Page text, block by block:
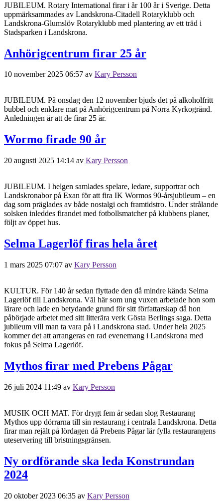
JUBILEUM. Rotary International firar i år 100 år i Sverige. Detta
uppmärksammades av Landskrona-Citadell Rotaryklubb och
Landskrona-Glumslöv Rotaryklubb med plantering av ett träd i
Stadsparken i Landskrona.
Anhörigcentrum firar 25 år
10 november 2025 06:57 av Kary Persson
JUBILEUM. På onsdag den 12 november bjuds det på alkoholfritt
bubbel och enklare mat på Anhörigcentrum på Norra Kyrkogränd.
Anledningen är att de firar 25 år.
Wormo firade 90 år
20 augusti 2025 14:14 av Kary Persson
JUBILEUM. I helgen samlades spelare, ledare, supportrar och
Landskronabor på Exan för att fira IK Wormos 90-årsjubileum – en
dag som präglades av både nostalgi och framtidstro. Under strålande
solsken inleddes firandet med fotbollsmatcher på klubbens planer,
följt av öppet hus.
Selma Lagerlöf firas hela året
1 mars 2025 07:07 av Kary Persson
KULTUR. För 140 år sedan flyttade den då mindre kända Selma
Lagerlöf till Landskrona. Väl här som ung vuxen arbetade hon som
lärare och lade en betydande grund för sitt författarskap då hon
påbörjade arbetet med sitt litterära verk Gösta Berlings saga. Detta
jubileum vill man ta vara på i Landskrona stad. Under hela 2025
kommer det att arrangeras en rad evenemang i Landskrona med
fokus på Selma Lagerlöf.
Mythos firar med Prebens Pågar
26 juli 2024 11:49 av Kary Persson
MUSIK OCH MAT. För drygt fem år sedan slog Restaurang
Mythos upp dörrarna till sin restaurang i centrala Landskrona. Detta
firar man rejält på lördagen då Prebens Pågar lär fylla restaurangens
uteservering till bristningsgränsen.
Ny ordförande ska leda Konstrundan
2024
20 oktober 2023 06:35 av Kary Persson